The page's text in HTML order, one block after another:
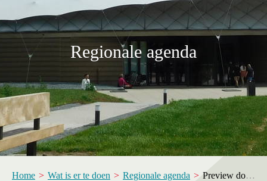
Regionale agenda
Home Wat is er te doen Regionale agenda Preview documentaire met paneldiscussie